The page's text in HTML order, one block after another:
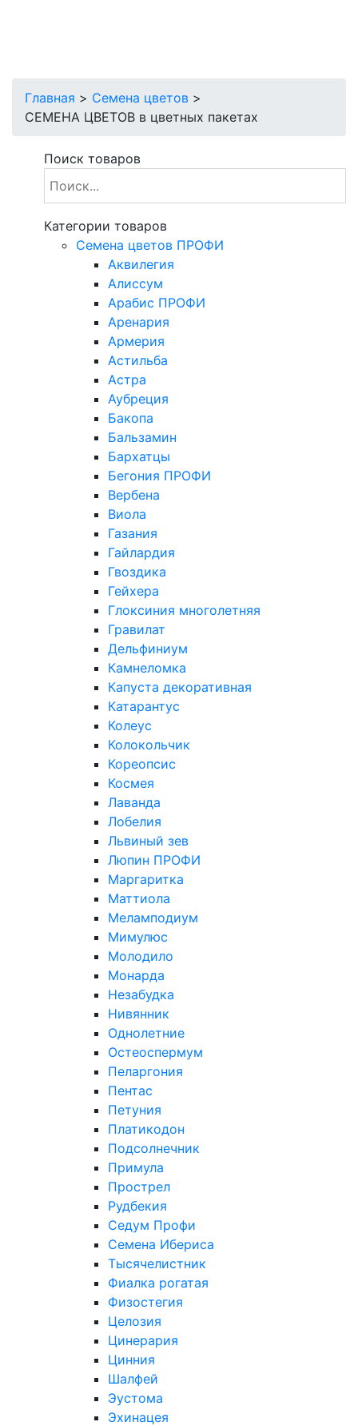
Главная > Семена цветов >
СЕМЕНА ЦВЕТОВ в цветных пакетах
Поиск товаров
Категории товаров
Cемена цветов ПРОФИ
Аквилегия
Алиссум
Арабис ПРОФИ
Аренария
Армерия
Астильба
Астра
Аубреция
Бакопа
Бальзамин
Бархатцы
Бегония ПРОФИ
Вербена
Виола
Газания
Гайлардия
Гвоздика
Гейхера
Глоксиния многолетняя
Гравилат
Дельфиниум
Камнеломка
Капуста декоративная
Катарантус
Колеус
Колокольчик
Кореопсис
Космея
Лаванда
Лобелия
Львиный зев
Люпин ПРОФИ
Маргаритка
Маттиола
Меламподиум
Мимулюс
Молодило
Монарда
Незабудка
Нивянник
Однолетние
Остеоспермум
Пеларгония
Пентас
Петуния
Платикодон
Подсолнечник
Примула
Прострел
Рудбекия
Седум Профи
Семена Ибериса
Тысячелистник
Фиалка рогатая
Физостегия
Целозия
Цинерария
Цинния
Шалфей
Эустома
Эхинацея